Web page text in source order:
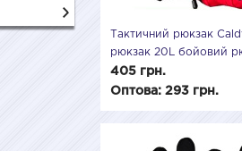
Тактичний рюкзак
рюкзак 20L бойовий
військовий рюкзак LB-
405 грн.
Оптова: 293 грн.